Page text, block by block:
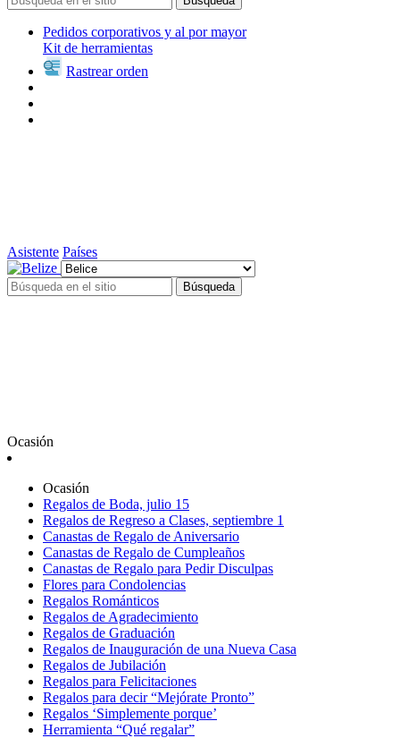
Pedidos corporativos y al por mayor
Kit de herramientas
Rastrear orden
Asistente Países
Búsqueda
Ocasión
Ocasión
Regalos de Boda, julio 15
Regalos de Regreso a Clases, septiembre 1
Canastas de Regalo de Aniversario
Canastas de Regalo de Cumpleaños
Canastas de Regalo para Pedir Disculpas
Flores para Condolencias
Regalos Románticos
Regalos de Agradecimiento
Regalos de Graduación
Regalos de Inauguración de una Nueva Casa
Regalos de Jubilación
Regalos para Felicitaciones
Regalos para decir “Mejórate Pronto”
Regalos ‘Simplemente porque’
Herramienta “Qué regalar”